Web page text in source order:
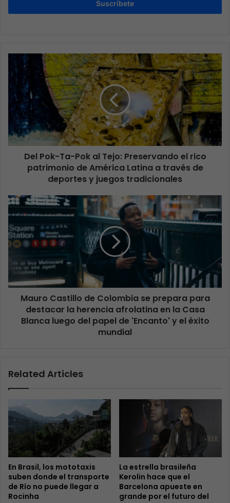
Suscríbete
Del Pok-Ta-Pok al Tejo: Preservando el rico
patrimonio de América Latina a través de
deportes y juegos tradicionales
Mauro Castillo de Colombia se prepara para
destacar la herencia afrolatina en la Casa
Blanca luego del papel de 'Encanto' y el éxito
mundial
Related Articles
En Brasil, los mototaxis
suben donde el transporte
de Río no puede llegar a
Rocinha
La estrella brasileña
Kerolin hace que el
Barcelona apueste en
grande por el futuro del